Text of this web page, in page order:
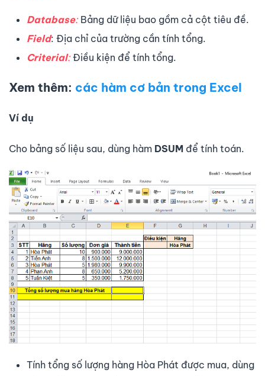
Database:Bảng dữ liệu bao gồm cả cột tiêu đề.
Field: Địa chỉ của trường cần tính tổng.
Criterial:Điều kiện để tính tổng.
Xem thêm: các hàm cơ bản trong Excel
Ví dụ
Cho bảng số liệu sau, dùng hàm DSUM để tính toán.
Tính tổng số lượng hàng Hòa Phát được mua, dùng